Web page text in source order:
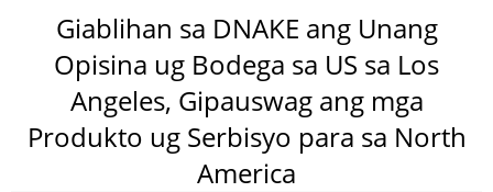
Giablihan sa DNAKE ang Unang
Opisina ug Bodega sa US sa Los
Angeles, Gipauswag ang mga
Produkto ug Serbisyo para sa North
America